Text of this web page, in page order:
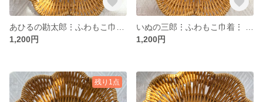
1,200円
1,200円
残り1点